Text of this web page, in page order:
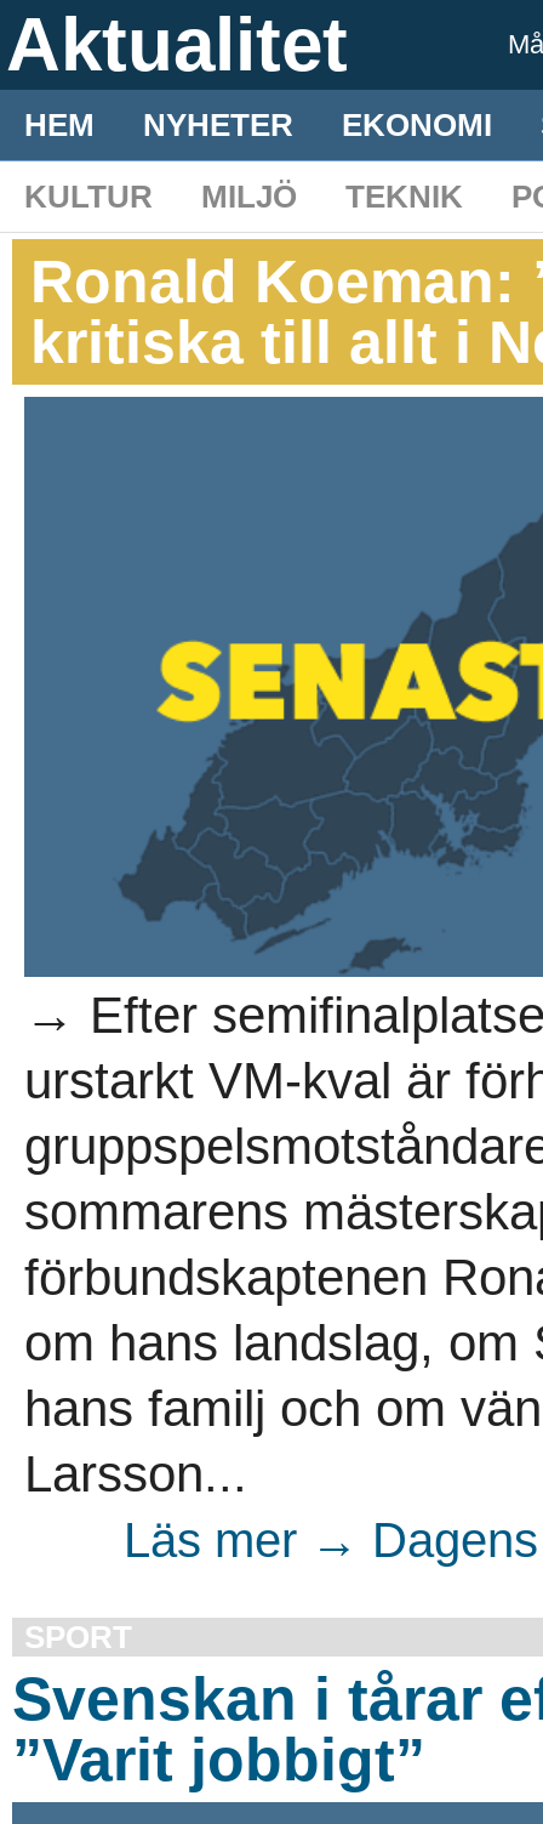
Aktualitet
HEM NYHETER EKONOMI
KULTUR
MILJÖ TEKNIK
Ronald Koeman:
kritiska till allt i
→ Efter
urstarkt VM-kval är
sommarens
förbundskaptenen
om hans landslag, om
hans familj och om
Larsson...
Läs mer →
SPORT
Svenskan i tårar
”Varit jobbigt”